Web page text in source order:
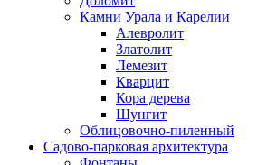
Камни Урала и Карелии
Алевролит
Златолит
Лемезит
Кварцит
Кора дерева
Шунгит
Облицовочно-пиленный
Садово-парковая архитектура